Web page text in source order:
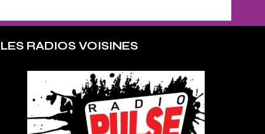
LES RADIOS VOISINES